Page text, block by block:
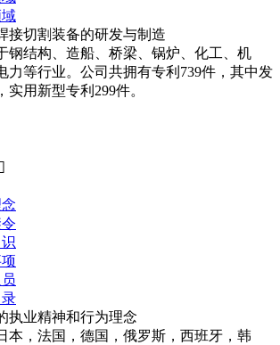
接切割装备的研发与制造
钢结构、造船、桥梁、锅炉、化工、机
力等行业。公司共拥有专利739件，其中发
实用新型专利299件。
执业精神和行为理念
本，法国，德国，俄罗斯，西班牙，韩